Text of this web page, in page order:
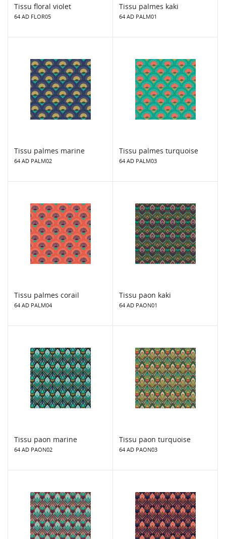
Tissu floral violet
64 AD FLOR05
Tissu palmes kaki
64 AD PALM01
Tissu palmes marine
64 AD PALM02
Tissu palmes turquoise
64 AD PALM03
Tissu palmes corail
64 AD PALM04
Tissu paon kaki
64 AD PAON01
Tissu paon marine
64 AD PAON02
Tissu paon turquoise
64 AD PAON03